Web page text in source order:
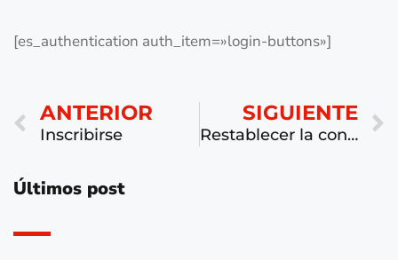
[es_authentication auth_item=»login-buttons»]
ANTERIOR
Inscribirse
SIGUIENTE
Restablecer la contraseña
Últimos post